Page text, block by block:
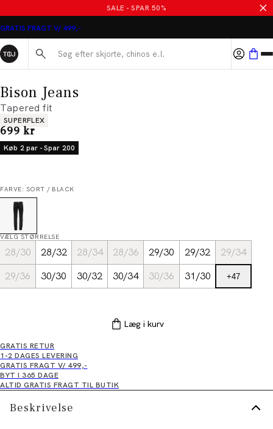
SALE - SPAR 50%
GRATIS FRAGT V/ 499,-
Søg her...
Bison Jeans
Tapered fit
Produkt egenskaber
SUPERFLEX
I alt (inkl. rabat)
699 kr
Køb 2 par - Spar 200
FARVE: SORT / BLACK
VÆLG STØRRELSE
28/30 28/32 28/34 28/36 29/30 29/32
29/34
29/36
30/30 30/32 30/34 30/36 31/30 +47
Læg i kurv
GRATIS RETUR
1-2 DAGES LEVERING
GRATIS FRAGT V/ 499,-
BYT I 365 DAGE
ALTID GRATIS FRAGT TIL BUTIK
Beskrivelse